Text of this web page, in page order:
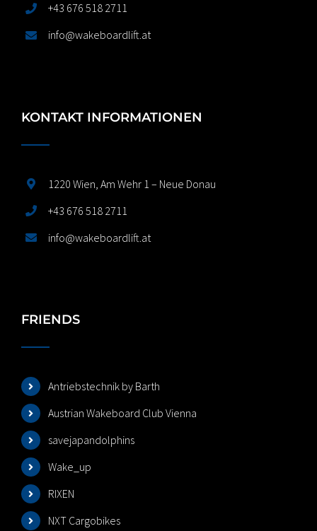
+43 676 518 2711
info@wakeboardlift.at
KONTAKT INFORMATIONEN
1220 Wien, Am Wehr 1 – Neue Donau
+43 676 518 2711
info@wakeboardlift.at
FRIENDS
Antriebstechnik by Barth
Austrian Wakeboard Club Vienna
savejapandolphins
Wake_up
RIXEN
NXT Cargobikes